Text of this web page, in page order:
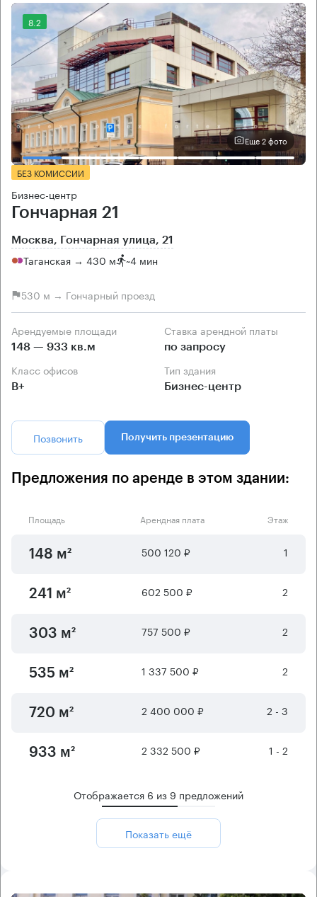
8.2
Еще 2 фото
БЕЗ КОМИССИИ
Бизнес-центр
Гончарная 21
Москва, Гончарная улица, 21
Таганская → 430 м ~4 мин
530 м → Гончарный проезд
Арендуемые площади
148 — 933 кв.м
Ставка арендной платы
по запросу
Класс офисов
B+
Тип здания
Бизнес-центр
Позвонить Получить презентацию
Предложения по аренде в этом здании:
Площадь Арендная плата Этаж
148 м² 500 120 ₽ 1
241 м² 602 500 ₽ 2
303 м² 757 500 ₽ 2
535 м² 1 337 500 ₽ 2
720 м² 2 400 000 ₽ 2 - 3
933 м² 2 332 500 ₽ 1 - 2
Отображается 6 из 9 предложений
Показать ещё